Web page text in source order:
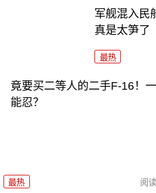
军舰混入民
真是太笋了
最热
竟要买二等人的二手F-16！
能忍？
最热 阅读